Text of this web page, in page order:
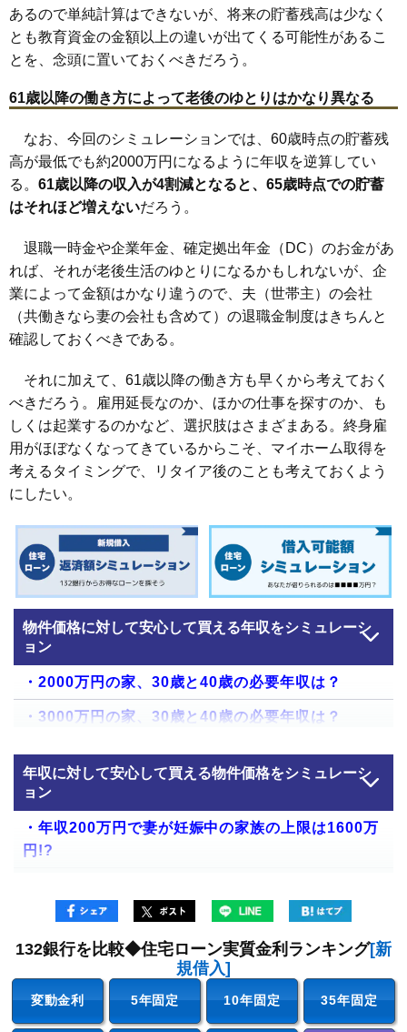
あるので単純計算はできないが、将来の貯蓄残高は少なく
とも教育資金の金額以上の違いが出てくる可能性があるこ
とを、念頭に置いておくべきだろう。
61歳以降の働き方によって老後のゆとりはかなり異なる
なお、今回のシミュレーションでは、60歳時点の貯蓄残
高が最低でも約2000万円になるように年収を逆算してい
る。 61歳以降の収入が4割減となると、65歳時点での貯蓄
はそれほど増えないだろう。
退職一時金や企業年金、確定拠出年金（DC）のお金があ
れば、それが老後生活のゆとりになるかもしれないが、企
業によって金額はかなり違うので、夫（世帯主）の会社
（共働きなら妻の会社も含めて）の退職金制度はきちんと
確認しておくべきである。
それに加えて、61歳以降の働き方も早くから考えておく
べきだろう。雇用延長なのか、ほかの仕事を探すのか、も
しくは起業するのかなど、選択肢はさまざまある。終身雇
用がほぼなくなってきているからこそ、マイホーム取得を
考えるタイミングで、リタイア後のことも考えておくよう
にしたい。
物件価格に対して安心して買える年収をシミュレーシ
ョン
・2000万円の家、30歳と40歳の必要年収は？
・3000万円の家、30歳と40歳の必要年収は？
・4000万円の家、30歳と40歳の必要年収は？
・5000万円の家、30歳と40歳の必要年収は？
・6000万円の家、30歳と40歳の必要年収は？
・7000万円の家、30歳と40歳の必要年収は？
・9000万円の家、30歳と40歳の必要年収は？
・1億円の家、30歳と40歳の必要年収は？
・安心して返済できる借入額の計算方法
・住宅ローンを組むときに守るべき5つの注意点
年収に対して安心して買える物件価格をシミュレーシ
ョン
・年収200万円で妻が妊娠中の家族の上限は1600万
円!?
・年収300万円の4人家族の上限は1800万円!?
・年収350万円の2人家族の上限は2100万円!?
・年収450万円の4人家族の上限は2000万円!?
132銀行を比較◆住宅ローン実質金利ランキング[新
規借入]
変動金利 5年固定 10年固定 35年固定